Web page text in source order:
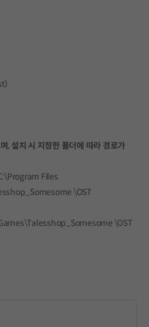
, 설치 시 지정한 폴더에 따라 경로가
Files
\OST
\OST